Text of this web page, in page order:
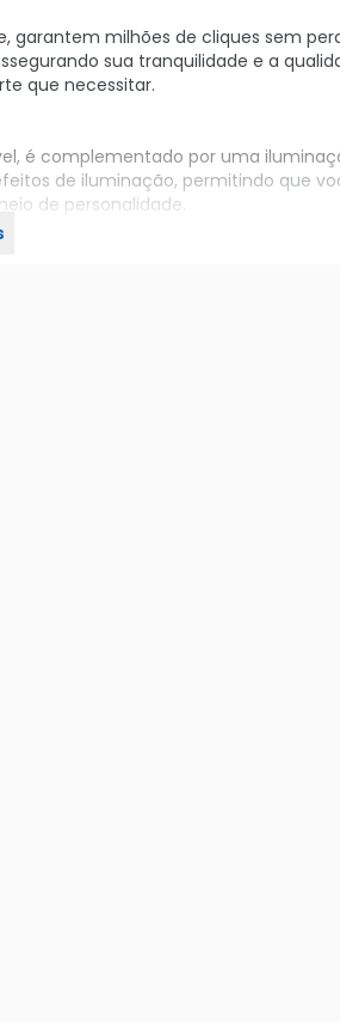
garantem milhões de cliques sem
sua tranquilidade e a
que necessitar.
é complementado por uma
de iluminação, permitindo que
de personalidade.